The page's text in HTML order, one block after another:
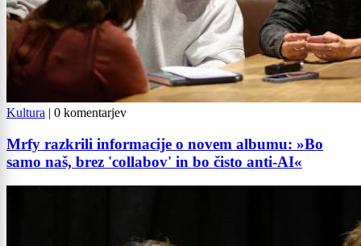
Kultura | 0 komentarjev
Mrfy razkrili informacije o novem albumu: »Bo
samo naš, brez 'collabov' in bo čisto anti-AI«